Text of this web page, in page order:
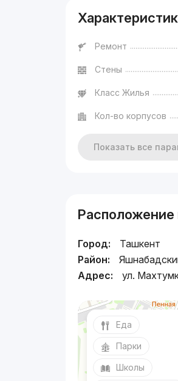
Ремонт
Стены
Класс Жилья
Кол-во корпусов
Показать все
Расположение
Город:
Ташкент
Район:
Адрес:
ул.
Еда
Парки
Школы